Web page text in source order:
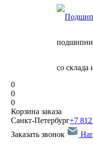
со склада
0
0
0
Корзина заказа
Санкт-Петербург+7
Заказать звонок